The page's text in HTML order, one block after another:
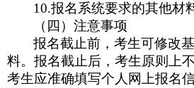
10.报名系统要求的其他材
（四）注意事项
报名截止前，考生可修改
料。报名截止后，考生原则上
考生应准确填写个人网上报名